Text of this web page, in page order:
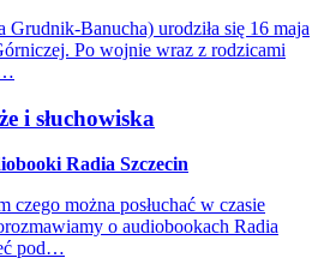
Banucha) urodziła się 16 maja
Po wojnie wraz z rodzicami
i słuchowiska
Radia Szczecin
można posłuchać w czasie
o audiobookach Radia
pod…